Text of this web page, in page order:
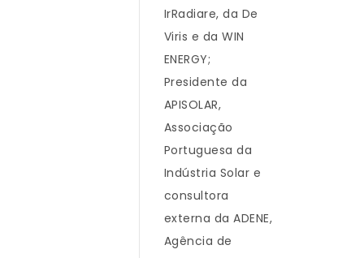
IrRadiare, da De
Viris e da WIN
ENERGY;
Presidente da
APISOLAR,
Associação
Portuguesa da
Indústria Solar e
consultora
externa da ADENE,
Agência de